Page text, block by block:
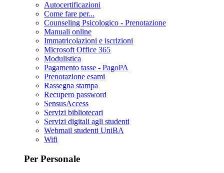
Autocertificazioni
Come fare per...
Counseling Psicologico - Prenotazione
Manuali online
Immatricolazioni e iscrizioni
Microsoft Office 365
Modulistica
Pagamento tasse - PagoPA
Prenotazione esami
Rassegna stampa
Recupero password
SensusAccess
Servizi bibliotecari
Servizi digitali agli studenti
Webmail studenti UniBA
Wifi
Per Personale